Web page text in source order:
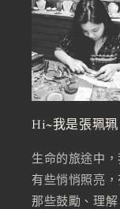
Hi~我是張珮珮
生命的旅途中
有些悄悄照亮
那些鼓勵、理